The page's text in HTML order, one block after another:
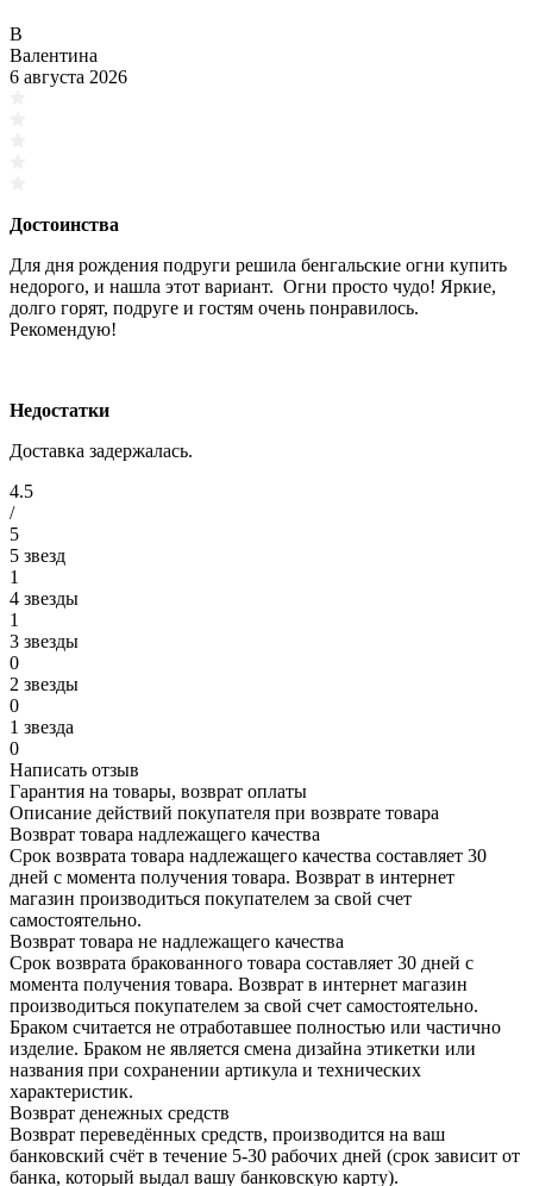
В
Валентина
6 августа 2026
Достоинства
Для дня рождения подруги решила бенгальские огни купить
недорого, и нашла этот вариант. Огни просто чудо! Яркие,
долго горят, подруге и гостям очень понравилось.
Рекомендую!
Недостатки
Доставка задержалась.
4.5
/
5
5 звезд
1
4 звезды
1
3 звезды
0
2 звезды
0
1 звезда
0
Написать отзыв
Гарантия на товары, возврат оплаты
Описание действий покупателя при возврате товара
Возврат товара надлежащего качества
Срок возврата товара надлежащего качества составляет 30
дней с момента получения товара. Возврат в интернет
магазин производиться покупателем за свой счет
самостоятельно.
Возврат товара не надлежащего качества
Срок возврата бракованного товара составляет 30 дней с
момента получения товара. Возврат в интернет магазин
производиться покупателем за свой счет самостоятельно.
Браком считается не отработавшее полностью или частично
изделие. Браком не является смена дизайна этикетки или
названия при сохранении артикула и технических
характеристик.
Возврат денежных средств
Возврат переведённых средств, производится на ваш
банковский счёт в течение 5-30 рабочих дней (срок зависит от
банка, который выдал вашу банковскую карту).